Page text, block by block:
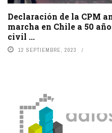
Declaración de la CPM
marcha en Chile a 50
civil ...
12 SEPTIEMBRE, 2023